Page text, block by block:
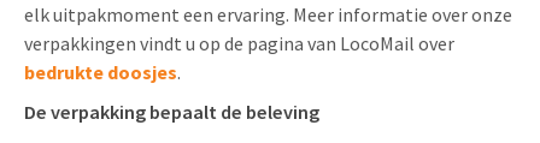
elk uitpakmoment een ervaring. Meer informatie over onze
verpakkingen vindt u op de pagina van LocoMail over
bedrukte doosjes.
De verpakking bepaalt de beleving